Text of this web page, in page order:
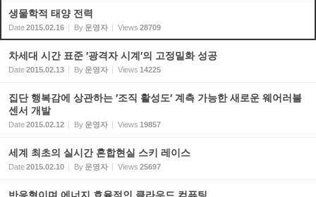
생물학적 태양 전력
Date2015.02.16 By 운영자 Views 28709
차세대 시간 표준 ′광격자 시계′의 고정밀화 성공
Date2015.02.13 By 운영자 Views 14225
집단 행복감에 상관하는 ′조직 활성도′ 계측 가능한 새로운 웨어러블
센서 개발
Date2015.02.12 By 운영자 Views 19857
세계 최초의 실시간 혼합현실 스키 레이스
Date2015.02.10 By 운영자 Views 25697